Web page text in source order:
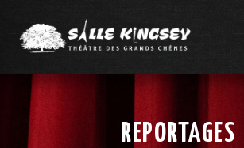
REPORTAGES